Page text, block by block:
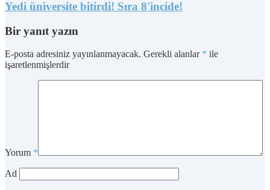
Yedi üniversite bitirdi! Sıra 8'incide!
Bir yanıt yazın
E-posta adresiniz yayınlanmayacak. Gerekli alanlar * ile
işaretlenmişlerdir
Yorum *
Ad